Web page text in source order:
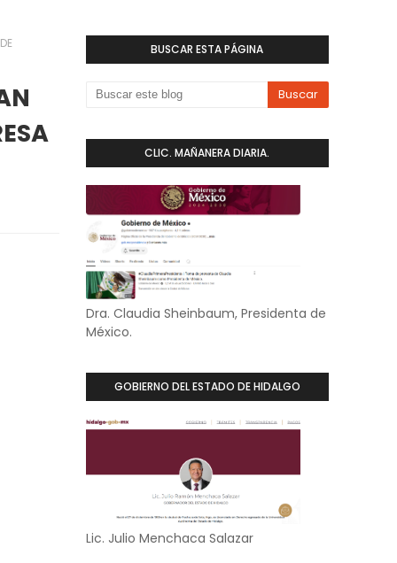
BUSCAR ESTA PÁGINA
CLIC. MAÑANERA DIARIA.
Dra. Claudia Sheinbaum, Presidenta de
México.
GOBIERNO DEL ESTADO DE HIDALGO
Lic. Julio Menchaca Salazar